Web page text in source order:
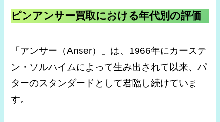
ピンアンサー買取における年代別の評価
「アンサー（Anser）」は、1966年にカーステ
ン・ソルハイムによって生み出されて以来、パ
ターのスタンダードとして君臨し続けていま
す。